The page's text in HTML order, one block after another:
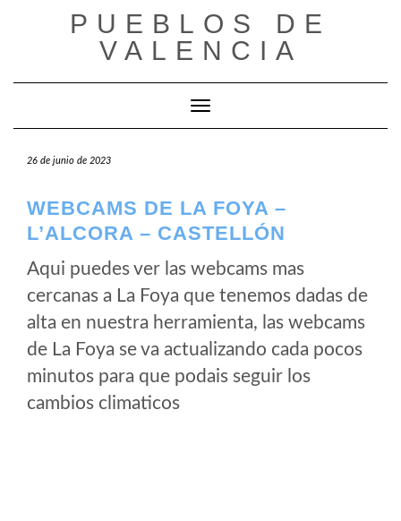
PUEBLOS DE
VALENCIA
Cambiar modo de navegación
26 de junio de 2023
WEBCAMS DE LA FOYA –
L’ALCORA – CASTELLÓN
Aqui puedes ver las webcams mas
cercanas a La Foya que tenemos dadas de
alta en nuestra herramienta, las webcams
de La Foya se va actualizando cada pocos
minutos para que podais seguir los
cambios climaticos